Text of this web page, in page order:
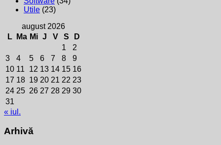
Utile (23)
august 2026
L
Ma Mi J V S
D
1
2
3
4 5 6 7 8
9
10 11 12 13 14 15 16
17 18 19 20 21 22 23
24 25 26 27 28 29 30
31
« iul.
Arhivă